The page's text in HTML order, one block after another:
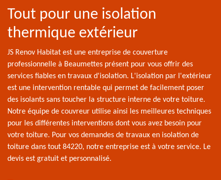
Tout pour une isolation
thermique extérieur
JS Renov Habitat est une entreprise de couverture
professionnelle à Beaumettes présent pour vous offrir des
services fiables en travaux d'isolation. L'isolation par l'extérieur
est une intervention rentable qui permet de facilement poser
des isolants sans toucher la structure interne de votre toiture.
Notre équipe de couvreur utilise ainsi les meilleures techniques
pour les différentes interventions dont vous avez besoin pour
votre toiture. Pour vos demandes de travaux en isolation de
toiture dans tout 84220, notre entreprise est à votre service. Le
devis est gratuit et personnalisé.